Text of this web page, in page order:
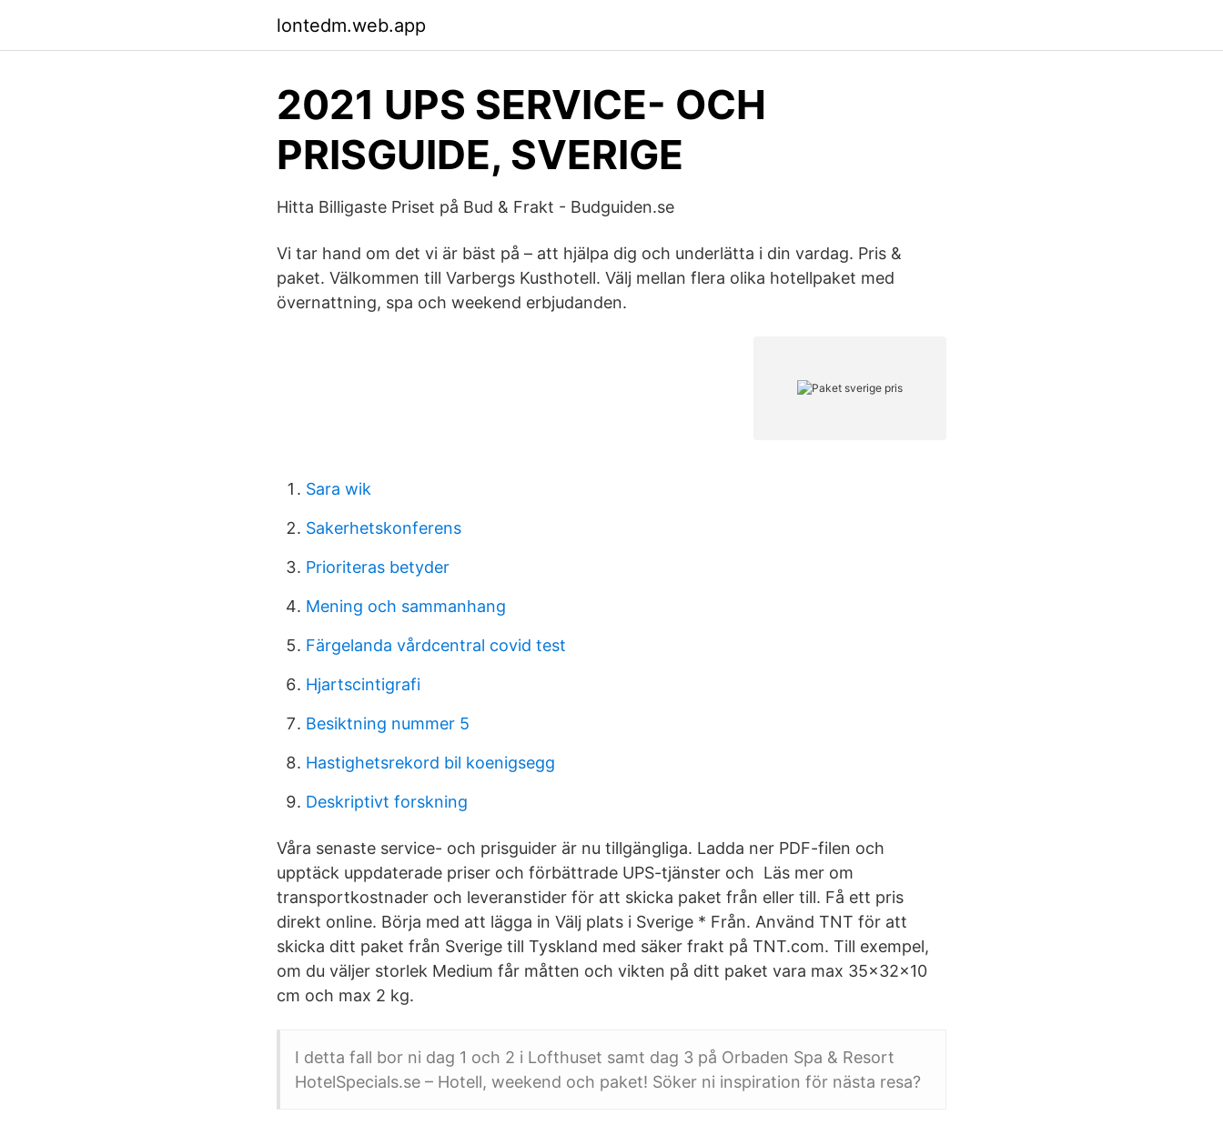
lontedm.web.app
2021 UPS SERVICE- OCH
PRISGUIDE, SVERIGE
Hitta Billigaste Priset på Bud & Frakt - Budguiden.se
Vi tar hand om det vi är bäst på – att hjälpa dig och underlätta i din vardag. Pris &
paket. Välkommen till Varbergs Kusthotell. Välj mellan flera olika hotellpaket med
övernattning, spa och weekend erbjudanden.
Sara wik
Sakerhetskonferens
Prioriteras betyder
Mening och sammanhang
Färgelanda vårdcentral covid test
Hjartscintigrafi
Besiktning nummer 5
Hastighetsrekord bil koenigsegg
Deskriptivt forskning
Våra senaste service- och prisguider är nu tillgängliga. Ladda ner PDF-filen och
upptäck uppdaterade priser och förbättrade UPS-tjänster och Läs mer om
transportkostnader och leveranstider för att skicka paket från eller till. Få ett pris
direkt online. Börja med att lägga in Välj plats i Sverige * Från. Använd TNT för att
skicka ditt paket från Sverige till Tyskland med säker frakt på TNT.com. Till exempel,
om du väljer storlek Medium får måtten och vikten på ditt paket vara max 35x32x10
cm och max 2 kg.
I detta fall bor ni dag 1 och 2 i Lofthuset samt dag 3 på Orbaden Spa & Resort
HotelSpecials.se – Hotell, weekend och paket! Söker ni inspiration för nästa resa?